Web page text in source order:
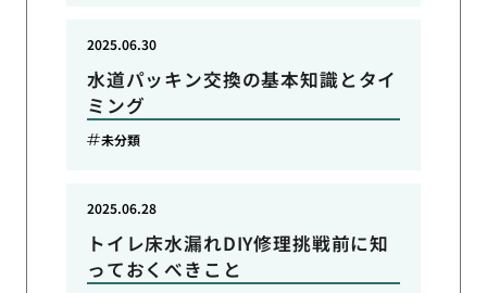
水道パッキン交換の基本知識とタイ
ミング
2025.06.30
未分類
トイレ床水漏れDIY修理挑戦前に知
っておくべきこと
2025.06.28